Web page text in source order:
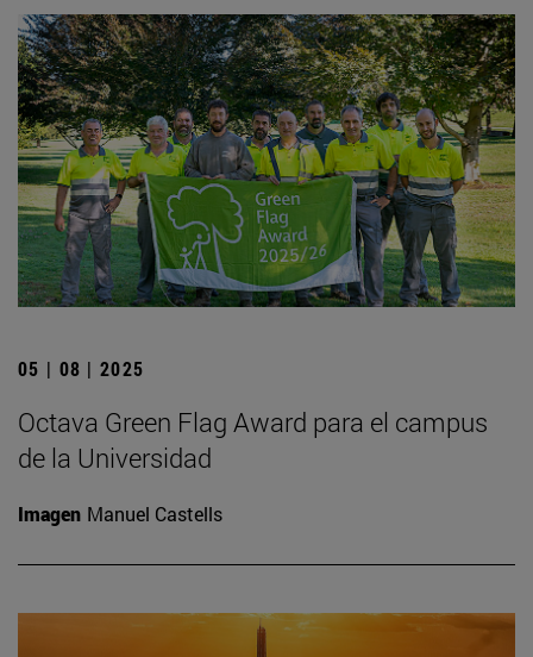
05 | 08 | 2025
Octava Green Flag Award para el campus
de la Universidad
Imagen Manuel Castells